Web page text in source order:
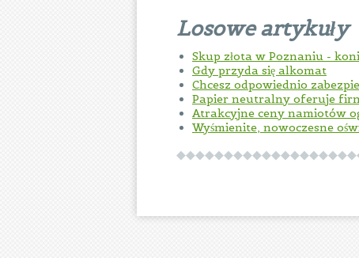
Losowe artykuły
Skup złota w Poznaniu -
Gdy przyda się alkomat
Chcesz odpowiednio
Papier neutralny oferuje
Atrakcyjne ceny namiotów
Wyśmienite, nowoczesne